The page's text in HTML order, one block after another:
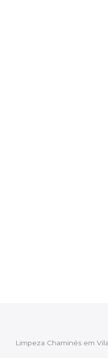
Limpeza Chaminés em